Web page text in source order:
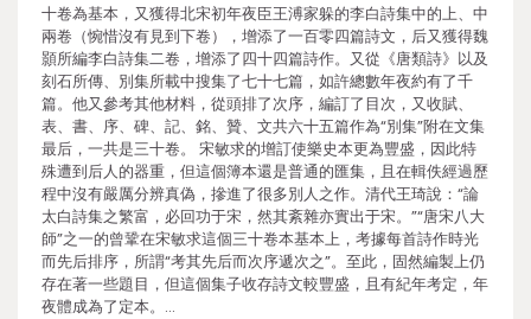
十卷為基本，又獲得北宋初年夜臣王溥家躲的李白詩集中的上、中
兩卷（惋惜沒有見到下卷），增添了一百零四篇詩文，后又獲得魏
顥所編李白詩集二卷，增添了四十四篇詩作。又從《唐類詩》以及
刻石所傳、別集所載中搜集了七十七篇，如許總數年夜約有了千
篇。他又參考其他材料，從頭排了次序，編訂了目次，又收賦、
表、書、序、碑、記、銘、贊、文共六十五篇作為“別集”附在文集
最后，一共是三十卷。 宋敏求的增訂使樂史本更為豐盛，因此特
殊遭到后人的器重，但這個簿本還是普通的匯集，且在輯佚經過歷
程中沒有嚴厲分辨真偽，摻進了很多別人之作。清代王琦說：“論
太白詩集之繁富，必回功于宋，然其紊雜亦實出于宋。”“唐宋八大
師”之一的曾鞏在宋敏求這個三十卷本基本上，考據每首詩作時光
而先后排序，所謂“考其先后而次序遞次之”。至此，固然編製上仍
存在著一些題目，但這個集子收存詩文較豐盛，且有紀年考定，年
夜體成為了定本。…